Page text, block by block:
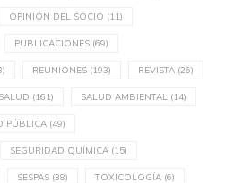
OPINIÓN DEL SOCIO (11)
PUBLICACIONES (69)
REUNIONES (193) REVISTA (26)
SALUD (161) SALUD AMBIENTAL (14)
PÚBLICA (49)
SEGURIDAD QUÍMICA (15)
SESPAS (38) TOXICOLOGÍA (6)